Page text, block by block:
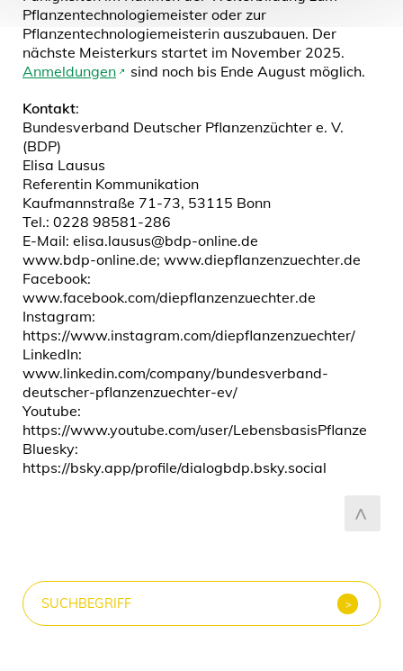
Pflanzentechnologiemeister oder zur
Pflanzentechnologiemeisterin auszubauen. Der
nächste Meisterkurs startet im November 2025.
Anmeldungen
sind noch bis Ende August möglich.
Kontakt:
Bundesverband Deutscher Pflanzenzüchter e. V.
(BDP)
Elisa Lausus
Referentin Kommunikation
Kaufmannstraße 71-73, 53115 Bonn
Tel.: 0228 98581-286
E-Mail: elisa.lausus@bdp-online.de
www.bdp-online.de; www.diepflanzenzuechter.de
Facebook:
www.facebook.com/diepflanzenzuechter.de
Instagram:
https://www.instagram.com/diepflanzenzuechter/
LinkedIn:
www.linkedin.com/company/bundesverband-
deutscher-pflanzenzuechter-ev/
Youtube:
https://www.youtube.com/user/LebensbasisPflanze
Bluesky:
https://bsky.app/profile/dialogbdp.bsky.social
zum Seitenanfang